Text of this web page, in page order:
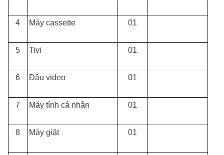
4 Máy cassette 01
5 Tivi 01
6 Đầu video 01
7 Máy tính cá nhân 01
8 Máy giặt 01